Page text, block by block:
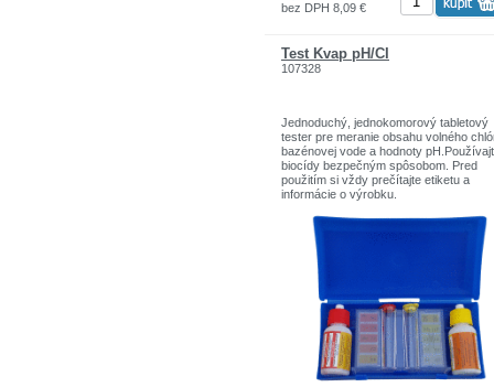
bez DPH 8,09 €
Test Kvap pH/CI
107328
Jednoduchý, jednokomorový tabletový
tester pre meranie obsahu volného
bazénovej vode a hodnoty
biocídy bezpečným spôsobom. Pred
použitím si vždy prečítajte etiketu a
informácie o výrobku.